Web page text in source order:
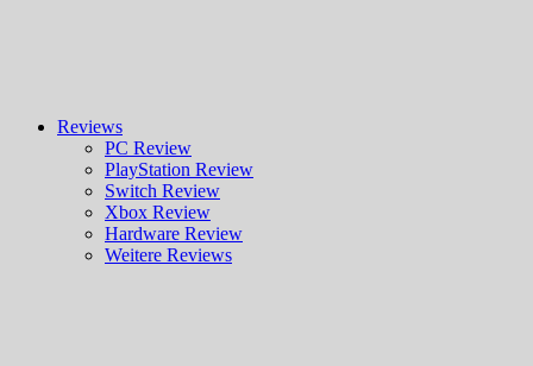
Reviews
PC Review
PlayStation Review
Switch Review
Xbox Review
Hardware Review
Weitere Reviews